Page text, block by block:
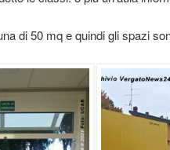
di 50 mq e quindi gli spazi